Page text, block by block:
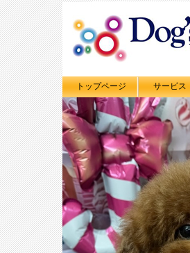
トップページ サービス